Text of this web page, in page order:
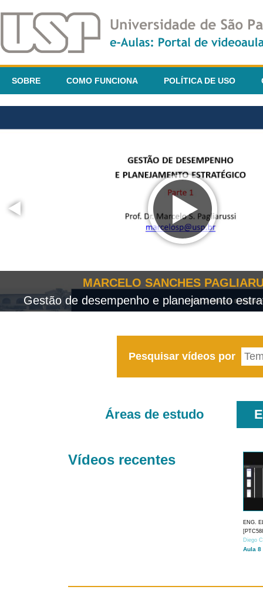
SOBRE COMO FUNCIONA POLÍTICA DE USO
MARCELO SANCHES
Gestão de desempenho e planejamento
Pesquisar vídeos por
Áreas de estudo
Vídeos recentes
ENG.
Diego
Aula 8